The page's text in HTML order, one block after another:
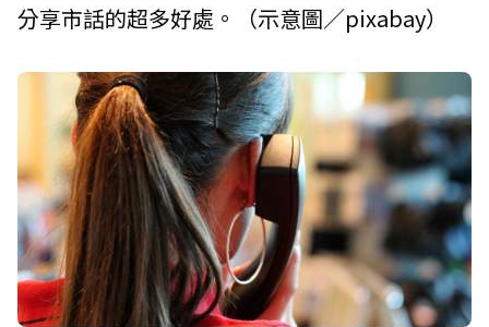
分享市話的超多好處。（示意圖／pixabay）